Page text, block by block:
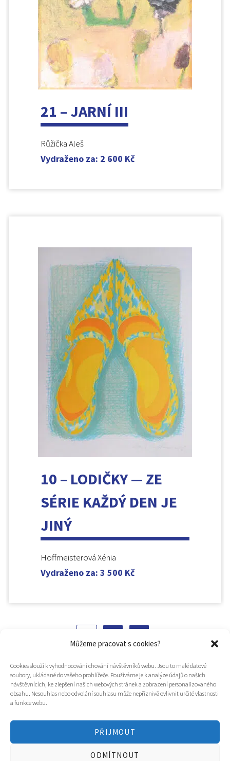
Můžeme pracovat s cookies?
Cookies slouží k vyhodnocování chování návštěvníků webu. Jsou to malé datové
soubory, ukládané do vašeho prohlížeče. Používáme je k analýze údajů o našich
návštěvnících, ke zlepšení našich webových stránek a zobrazení personalizovaného
obsahu. Nesouhlas nebo odvolání souhlasu může nepříznivě ovlivnit určité vlastnosti
a funkce webu.
PŘIJMOUT
ODMÍTNOUT
21 – JARNÍ III
Růžička Aleš
Vydraženo za: 2 600 Kč
10 – LODIČKY — ZE
SÉRIE KAŽDÝ DEN JE
JINÝ
Hoffmeisterová Xénia
Vydraženo za:3 500 Kč